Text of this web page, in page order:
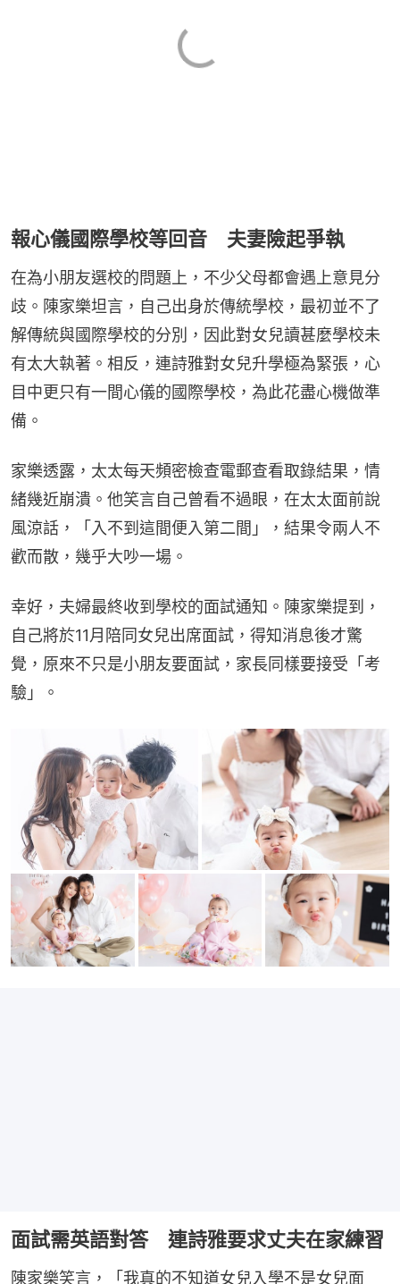
報心儀國際學校等回音 夫妻險起爭執
在為小朋友選校的問題上，不少父母都會遇上意見分
歧。陳家樂坦言，自己出身於傳統學校，最初並不了
解傳統與國際學校的分別，因此對女兒讀甚麼學校未
有太大執著。相反，連詩雅對女兒升學極為緊張，心
目中更只有一間心儀的國際學校，為此花盡心機做準
備。
家樂透露，太太每天頻密檢查電郵查看取錄結果，情
緒幾近崩潰。他笑言自己曾看不過眼，在太太面前說
風涼話，「入不到這間便入第二間」，結果令兩人不
歡而散，幾乎大吵一場。
幸好，夫婦最終收到學校的面試通知。陳家樂提到，
自己將於11月陪同女兒出席面試，得知消息後才驚
覺，原來不只是小朋友要面試，家長同樣要接受「考
驗」。
面試需英語對答 連詩雅要求丈夫在家練習
陳家樂笑言，「我真的不知道女兒入學不是女兒面